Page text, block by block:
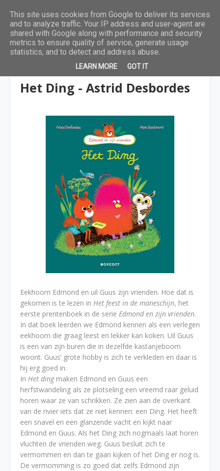
Het Ding - Astrid Desbordes
Eekhoorn Edmond en uil Guus zijn vrienden. Hoe dat is
gekomen is te lezen in Het feest in de maneschijn, het
eerste prentenboek in de serie Edmond en zijn vrienden.
In dat boek leerden we Edmond kennen als een verlegen
eekhoorn die graag leest en lekker kan koken. Uil Guus
is een van zijn buren die in dezelfde kastanjeboom
woont. Guus’ grote hobby is zich te verkleden en daar is
hij erg goed in.
In Het ding maken Edmond en Guus een
herfstwandeling als ze plotseling een vreemd raar geluid
horen waar ze van schrikken. Ze zien aan de overkant
van de rivier iets dat ze niet kennen: een Ding. Het heeft
een snavel en een glanzende vacht en kijkt naar
Edmond en Guus. Als het Ding zich nogmaals laat horen
vluchten de vrienden weg. Guus besluit zich te
vermommen en dan te gaan kijken of het Ding er nog is.
De vermomming is zo goed dat zelfs Edmond zijn
This site uses cookies from Google to deliver its services
and to analyze traffic. Your IP address and user-agent are
shared with Google along with performance and security
metrics to ensure quality of service, generate usage
statistics, and to detect and address abuse.
LEARN MORE GOT IT